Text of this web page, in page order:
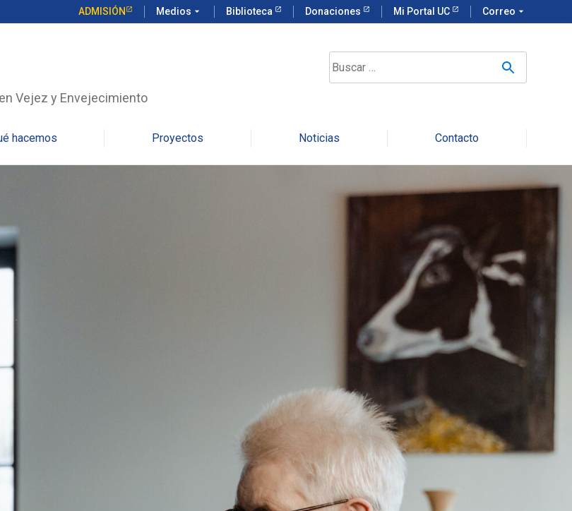
ADMISIÓN Medios arrow_drop_down Biblioteca Donaciones Mi Portal UC Correo arrow_drop_down
Vejez y Envejecimiento
hacemos Proyectos Noticias Contacto